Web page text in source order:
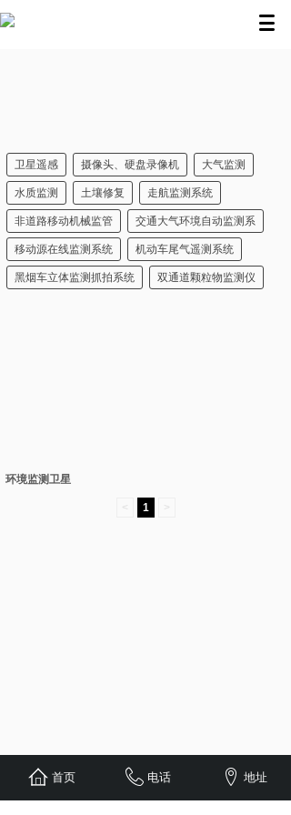
卫星遥感 摄像头、硬盘录像机 大气监测
水质监测 土壤修复 走航监测系统
非道路移动机械监管 交通大气环境自动监测系
移动源在线监测系统 机动车尾气遥测系统
黑烟车立体监测抓拍系统 双通道颗粒物监测仪
环境监测卫星
< 1 >
首页 电话 地址